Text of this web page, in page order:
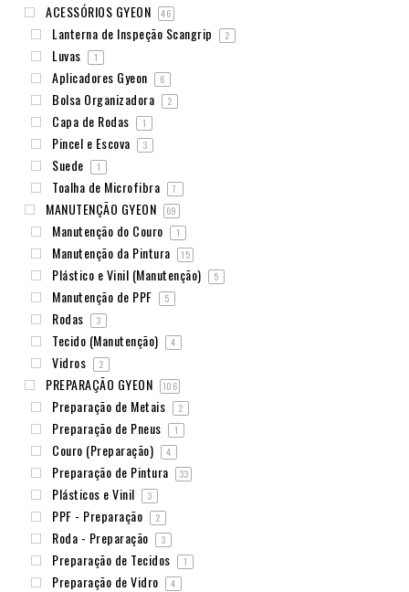
ACESSÓRIOS GYEON 46
Lanterna de Inspeção Scangrip 2
Luvas 1
Aplicadores Gyeon 6
Bolsa Organizadora 2
Capa de Rodas 1
Pincel e Escova 3
Suede 1
Toalha de Microfibra 7
MANUTENÇÃO GYEON 69
Manutenção do Couro 1
Manutenção da Pintura 15
Plástico e Vinil (Manutenção) 5
Manutenção de PPF 5
Rodas 3
Tecido (Manutenção) 4
Vidros 2
PREPARAÇÃO GYEON 106
Preparação de Metais 2
Preparação de Pneus 1
Couro (Preparação) 4
Preparação de Pintura 33
Plásticos e Vinil 3
PPF - Preparação 2
Roda - Preparação 3
Preparação de Tecidos 1
Preparação de Vidro 4